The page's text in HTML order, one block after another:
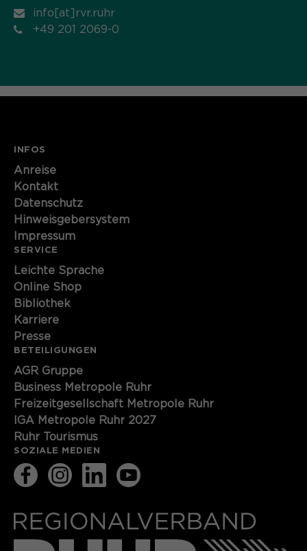
info[at]rvr.ruhr
+49 201 2069-0
INFOS
Anreise
Kontakt
Datenschutz
Hinweisgebersystem
Impressum
SERVICE
Leichte Sprache
Online Shop
Bibliothek
Karriere
Presse
BETEILIGUNGEN
AGR Gruppe
Business Metropole Ruhr
Freizeitgesellschaft Metropole Ruhr
IGA Metropole Ruhr 2027
Ruhr Tourismus
SOZIALE MEDIEN